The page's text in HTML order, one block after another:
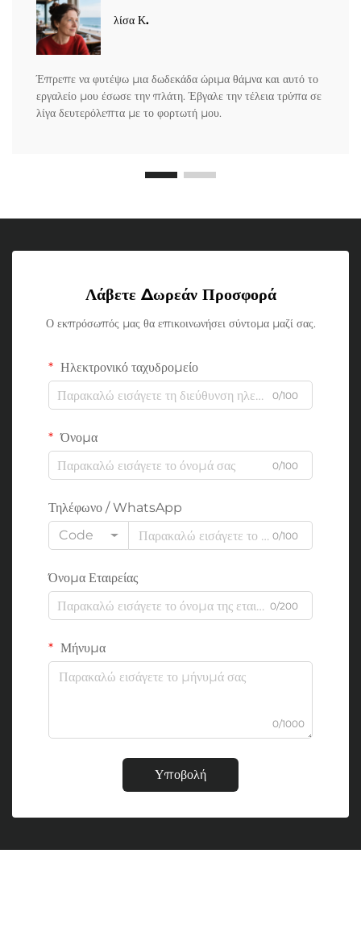
λίσα Κ.
Έπρεπε να φυτέψω μια δωδεκάδα ώριμα θάμνα και αυτό το
εργαλείο μου έσωσε την πλάτη. Έβγαλε την τέλεια τρύπα σε
λίγα δευτερόλεπτα με το φορτωτή μου.
Λάβετε Δωρεάν Προσφορά
Ο εκπρόσωπός μας θα επικοινωνήσει σύντομα μαζί σας.
Ηλεκτρονικό ταχυδρομείο
0/100
Όνομα
0/100
Τηλέφωνο / WhatsApp
Code
0/100
Όνομα Εταιρείας
0/200
Μήνυμα
0/1000
Υποβολή